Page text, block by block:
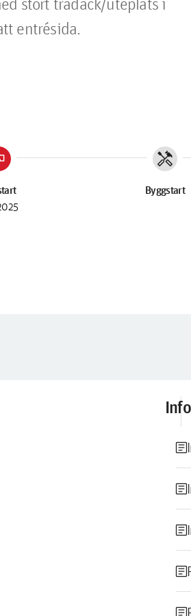
entrésida.
handyman
Byggstart
article
article
article
article